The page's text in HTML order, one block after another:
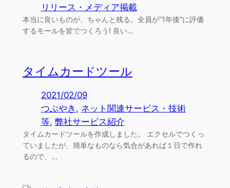
リリース・メディア掲載
本当に良いものが、ちゃんと残る。全員が”1年後”に評価
するモールを皆でつくろう! 良い…
タイムカードツール
2021/02/09
つぶやき , ネット関連サービス・技術
等, 弊社サービス紹介
タイムカードツールを作成しました。 エクセルでつくっ
ていましたが、簡単なものなら気合があれば１日で作れ
るので、…